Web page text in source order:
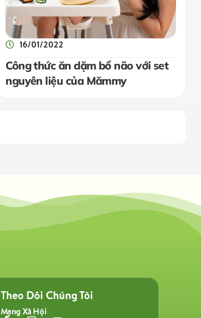
16/01/2022
Công thức ăn dặm bổ não với set
nguyên liệu của Mămmy
Theo Dõi Chúng Tôi
Mạng Xã Hội